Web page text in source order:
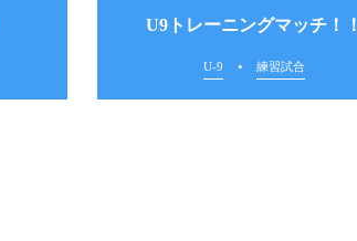
U9トレーニングマッチ！
U-9 練習試合